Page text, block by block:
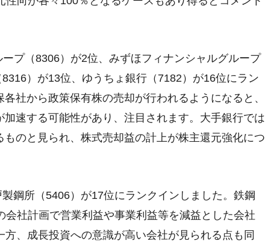
プ（8306）が2位、みずほフィナンシャルグループ
）が13位、ゆうちょ銀行（7182）が16位にラン
社から政策保有株の売却が行われるようになると、
速する可能性があり、注目されます。大手銀行では
のと見られ、株式売却益の計上が株主還元強化につ
鋼所（5406）が17位にランクインしました。鉄鋼
社計画で営業利益や事業利益等を減益とした会社
、成長投資への意識が高い会社が見られる点も同